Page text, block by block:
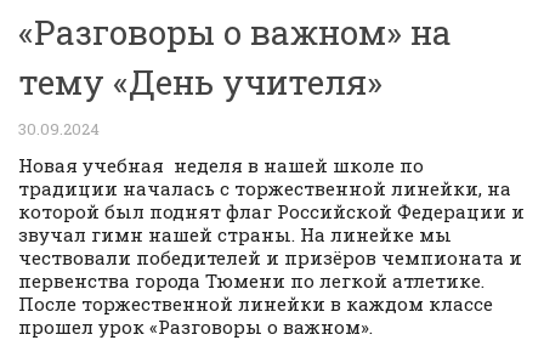
«Разговоры о важном» на
тему «День учителя»
30.09.2024
Новая учебная неделя в нашей школе по
традиции началась с торжественной линейки, на
которой был поднят флаг Российской Федерации и
звучал гимн нашей страны. На линейке мы
чествовали победителей и призёров чемпионата и
первенства города Тюмени по легкой атлетике.
После торжественной линейки в каждом классе
прошел урок «Разговоры о важном».